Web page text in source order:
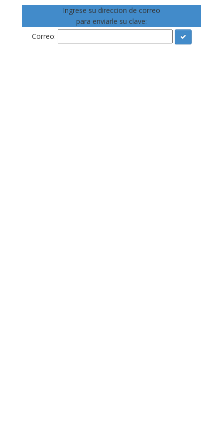
Ingrese su direccion de correo
para enviarle su clave:
Correo: